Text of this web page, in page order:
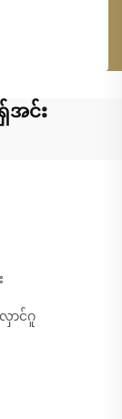
အင်း
ာင်ဂူ